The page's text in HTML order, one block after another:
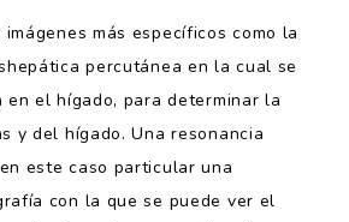
más específicos como la
percutánea en la cual se
en el hígado, para determinar la
y del hígado. Una resonancia
este caso particular una
con la que se puede ver el